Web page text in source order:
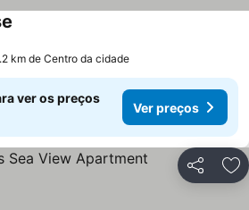
km de Centro da cidade
ver os preços
Ver preços
Partilhar